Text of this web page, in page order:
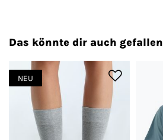
Das könnte dir auch gefallen
NEU